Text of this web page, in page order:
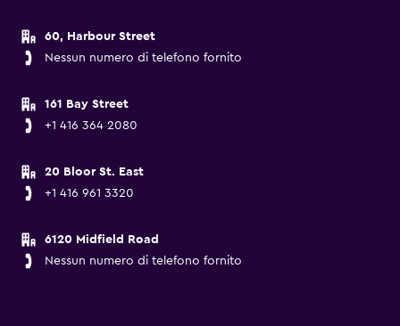
60, Harbour Street
Nessun numero di telefono fornito
161 Bay Street
+1 416 364 2080
20 Bloor St. East
+1 416 961 3320
6120 Midfield Road
Nessun numero di telefono fornito